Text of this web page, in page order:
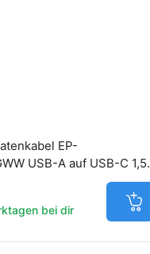
EP-
USB-A auf USB-C
bei dir